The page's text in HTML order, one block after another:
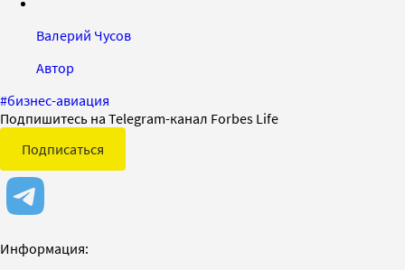
Валерий Чусов
Автор
#бизнес-авиация
Подпишитесь на Telegram-канал Forbes Life
Подписаться
Информация: